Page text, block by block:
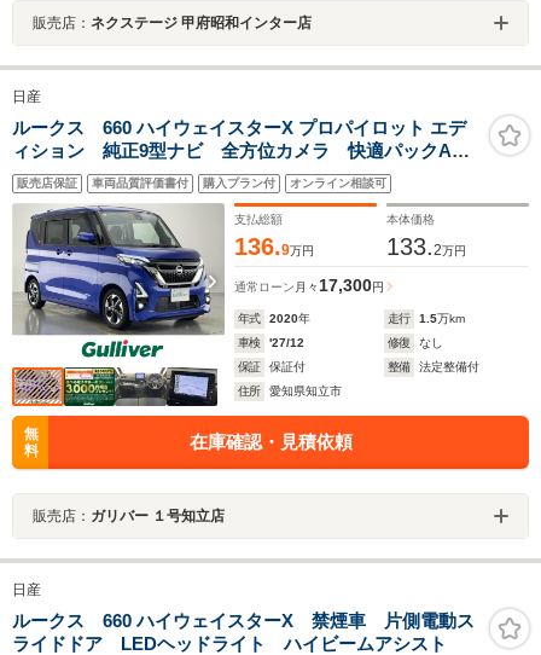
販売店： ネクステージ 甲府昭和インター店
日産
ルークス 660 ハイウェイスターX プロパイロット エデ
ィション 純正9型ナビ 全方位カメラ 快適パックA
プロパイロット 純正ドラレコ ETC 両側パワスラ
電動パーキング 衝突軽減 追従クルコン コーナーセ
ンサー サーキュレーター 1オナ フルセグ DVD 禁
煙
販売店保証 車両品質評価書付 購入プラン付 オンライン相談可
支払総額
136.9万円
本体価格
133.2万円
通常ローン 月々 17,300円
年式 2020年 走行 1.5万km
車検
'27/12 修復
なし
保証
保証付 整備
法定整備付
住所
愛知県知立市
無
料
在庫確認・見積依頼
販売店： ガリバー １号知立店
日産
ルークス 660 ハイウェイスターX 禁煙車 片側電動ス
ライドドア LEDヘッドライト ハイビームアシスト